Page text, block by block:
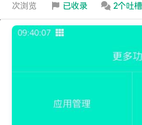
2022-09-04被罚款200元记6
次浏览
已收录 2个吐槽